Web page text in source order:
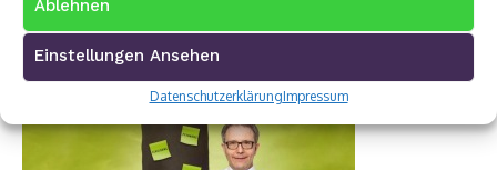
Ablehnen
Einstellungen Ansehen
DatenschutzerklärungImpressum